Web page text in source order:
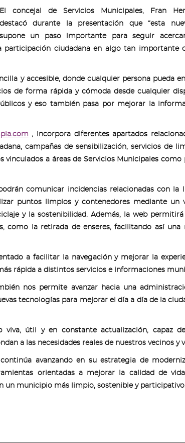
El concejal de Servicios Municipales, Fran
destacó durante la presentación que “esta
supone un paso importante para seguir
participación ciudadana en algo tan importante
y accesible, donde cualquier persona pueda
de forma rápida y cómoda desde cualquier
y eso también pasa por mejorar la
, incorpora diferentes apartados
campañas de sensibilización, servicios de
a áreas de Servicios Municipales como
comunicar incidencias relacionadas con la
puntos limpios y contenedores mediante un
y la sostenibilidad. Además, la web permitirá
como la retirada de enseres, facilitando así una
a facilitar la navegación y mejorar la
rápida a distintos servicios e informaciones
nos permite avanzar hacia una
tecnologías para mejorar el día a día de la
viva, útil y en constante actualización, capaz
a las necesidades reales de nuestros vecinos y
avanzando en su estrategia de
orientadas a mejorar la calidad de
un municipio más limpio, sostenible y